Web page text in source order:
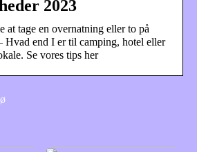
2023
at tage en overnatning eller to på
Hvad end I er til camping, hotel eller
Se vores tips her